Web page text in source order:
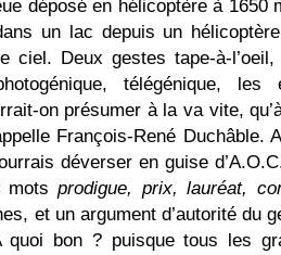
déposé en hélicoptère à 1650
un lac depuis un
ciel. Deux gestes tape-à-
télégénique,
on présumer à la va vite,
François-René Duchâble.
déverser en guise
motsprodigue, prix, lauréat,
et un argument d’autorité du
quoi bon ? puisque tous les